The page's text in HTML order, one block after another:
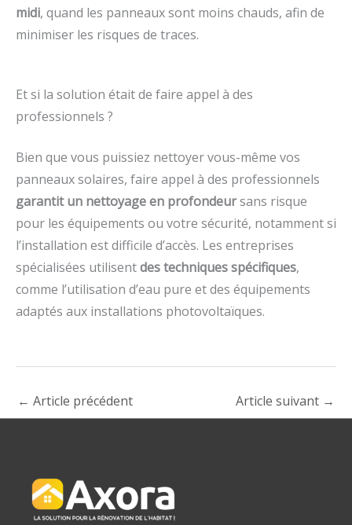
midi, quand les panneaux sont moins chauds, afin de
minimiser les risques de traces.
Et si la solution était de faire appel à des
professionnels ?
Bien que vous puissiez nettoyer vous-même vos
panneaux solaires, faire appel à des professionnels
garantit un nettoyage en profondeursans risque
pour les équipements ou votre sécurité, notamment si
l’installation est difficile d’accès. Les entreprises
spécialisées utilisentdes techniques spécifiques,
comme l’utilisation d’eau pure et des équipements
adaptés aux installations photovoltaïques.
← Article précédent Article suivant →